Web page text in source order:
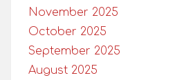
November 2025
October 2025
September 2025
August 2025